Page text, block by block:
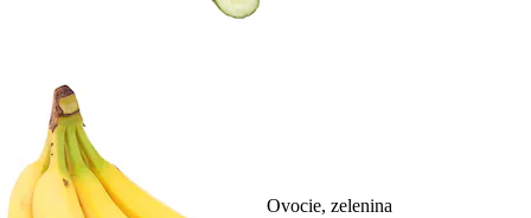
Ovocie, zelenina